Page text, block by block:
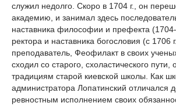
служил недолго. Скоро в 1704 г., он
академию, и занимал здесь
наставника философии и префекта
ректора и наставника богословия (с 1706
преподаватель, Феофилакт в своих
сходил со старого, схоластического пути,
традициям старой киевской школы. Как
администратора Лопатинский отличался
ревностным исполнением своих